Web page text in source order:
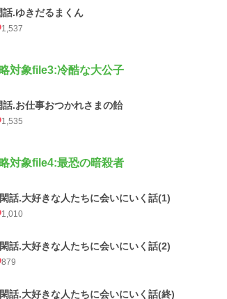
話.ゆきだるまくん
1,537
対象file3:冷酷な大公子
話.お仕事おつかれさまの飴
1,535
対象file4:最恐の暗殺者
話.大好きな人たちに会いにいく話(1)
1,010
話.大好きな人たちに会いにいく話(2)
879
話.大好きな人たちに会いにいく話(終)